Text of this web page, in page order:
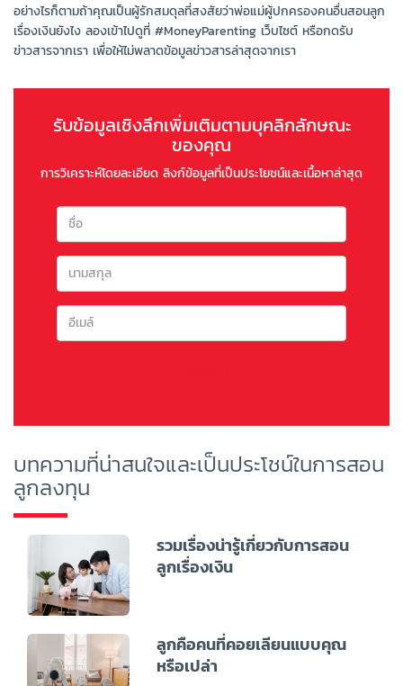
อย่างไรก็ตามถ้าคุณเป็นผู้รักสมดุลที่สงสัยว่าพ่อแม่ผู้ปกครองคนอื่นสอนลูก
เรื่องเงินยังไง ลองเข้าไปดูที่ #MoneyParenting เว็บไซต์ หรือกดรับ
ข่าวสารจากเรา เพื่อให้ไม่พลาดข้อมูลข่าวสารล่าสุดจากเรา
รับข้อมูลเชิงลึกเพิ่มเติมตามบุคลิกลักษณะ
ของคุณ
การวิเคราะห์โดยละเอียด ลิงก์ข้อมูลที่เป็นประโยชน์และเนื้อหาล่าสุด
บทความที่น่าสนใจและเป็นประโชน์ในการสอน
ลูกลงทุน
รวมเรื่องน่ารู้เกี่ยวกับการสอน
ลูกเรื่องเงิน
ลูกคือคนที่คอยเลียนแบบคุณ
หรือเปล่า